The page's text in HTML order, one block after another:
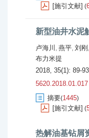
[施引文献] (
新型油井水泥
卢海川 , 燕平, 刘刚 ,
布力米提
2018, 35(1): 89-
5620.2018.01.017
摘要(1445)
[施引文献] (
热解油基钻屑